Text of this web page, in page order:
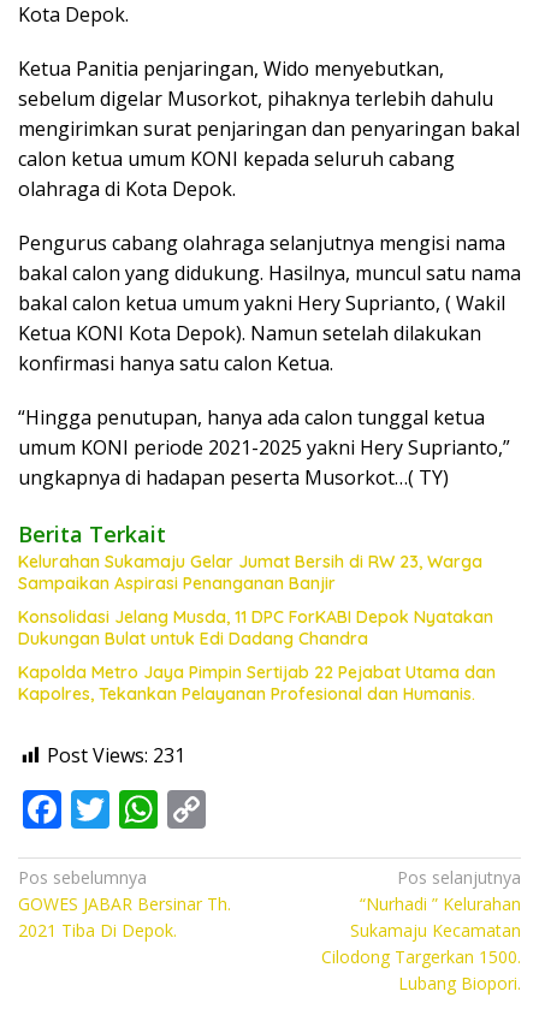
Kota Depok.
Ketua Panitia penjaringan, Wido menyebutkan,
sebelum digelar Musorkot, pihaknya terlebih dahulu
mengirimkan surat penjaringan dan penyaringan bakal
calon ketua umum KONI kepada seluruh cabang
olahraga di Kota Depok.
Pengurus cabang olahraga selanjutnya mengisi nama
bakal calon yang didukung. Hasilnya, muncul satu nama
bakal calon ketua umum yakni Hery Suprianto, ( Wakil
Ketua KONI Kota Depok). Namun setelah dilakukan
konfirmasi hanya satu calon Ketua.
“Hingga penutupan, hanya ada calon tunggal ketua
umum KONI periode 2021-2025 yakni Hery Suprianto,”
ungkapnya di hadapan peserta Musorkot…( TY)
Berita Terkait
Kelurahan Sukamaju Gelar Jumat Bersih di RW 23, Warga
Sampaikan Aspirasi Penanganan Banjir
Konsolidasi Jelang Musda, 11 DPC ForKABI Depok Nyatakan
Dukungan Bulat untuk Edi Dadang Chandra
Kapolda Metro Jaya Pimpin Sertijab 22 Pejabat Utama dan
Kapolres, Tekankan Pelayanan Profesional dan Humanis.
Post Views: 231
F
ac
e
b
T
w
itt
er
W
h
at
s
o
p
y
Navigasi
pos
Pos sebelumnya
GOWES JABAR Bersinar Th.
2021 Tiba Di Depok.
Pos selanjutnya
“Nurhadi ” Kelurahan
Sukamaju Kecamatan
Cilodong Targerkan 1500.
Lubang Biopori.